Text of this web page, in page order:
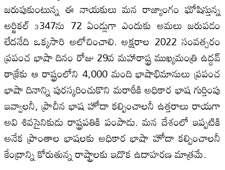
జరుపుకుంటున్న ఈ నాయకులు మన రాజ్యాంగం ఘోషిస్తున్న
అర్జికల్‌ ౩347ను 72 ఏండ్లుగా ఎందుకు అమలు జరుపడం
లేదనేది ఒక్కసారి అలోచించాలి. అక్షరాల 2022 సంవత్సరం
ప్రపంచ భాషా దినం రోజు 29వ మహారాష్ట్ర ముఖ్యమంత్రి ఉద్దవ్‌
ఠాక్రేకు ఆ రాష్ట్రంలోని 4,000 మంది భాషాభిమానులు ప్రపంచ
భాషా దినాన్ని పురస్కరించుకొని మరాఠీకి అధికార భాష గుర్తింపు
ఇవ్వాలనీ, ప్రాచీన భాష హోదా కల్పించాలనీ ఉత్తరాలు రాయగా
అవి శివసైనికుడు రాష్ట్రపతికి పంపాడు. మన దేశంలో ఇప్పటికి
అనేక ప్రాంతాల భాషలకు అధికార భాషా హోదా కల్పించాలనీ
కేంద్రాన్ని కోరుతున్న రాష్ట్రాలకు ఇదొక ఉదాహరణ మాత్రమే.